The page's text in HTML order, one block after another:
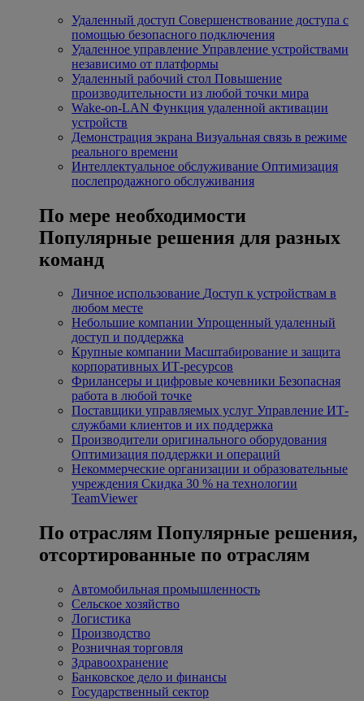
Удаленный доступ Совершенствование доступа с
помощью безопасного подключения
Удаленное управление Управление устройствами
независимо от платформы
Удаленный рабочий стол Повышение
производительности из любой точки мира
Wake-on-LAN Функция удаленной активации
устройств
Демонстрация экрана Визуальная связь в режиме
реального времени
Интеллектуальное обслуживание Оптимизация
послепродажного обслуживания
По мере необходимости
Популярные решения для разных
команд
Личное использование Доступ к устройствам в
любом месте
Небольшие компании Упрощенный удаленный
доступ и поддержка
Крупные компании Масштабирование и защита
корпоративных ИТ-ресурсов
Фрилансеры и цифровые кочевники Безопасная
работа в любой точке
Поставщики управляемых услуг Управление ИТ-
службами клиентов и их поддержка
Производители оригинального оборудования
Оптимизация поддержки и операций
Некоммерческие организации и образовательные
учреждения Скидка 30 % на технологии
TeamViewer
По отраслям Популярные решения,
отсортированные по отраслям
Автомобильная промышленность
Сельское хозяйство
Логистика
Производство
Розничная торговля
Здравоохранение
Банковское дело и финансы
Государственный сектор